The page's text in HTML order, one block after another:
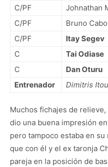
C/PF
Johnathan
C/PF
Bruno
C/PF
Itay Segev
C
Tai Odiase
C
Dan Oturu
Entrenador
Muchos fichajes de
dio una buena impresión
pero tampoco estaba en
que con él y el ex taronja
pareja en la posición de